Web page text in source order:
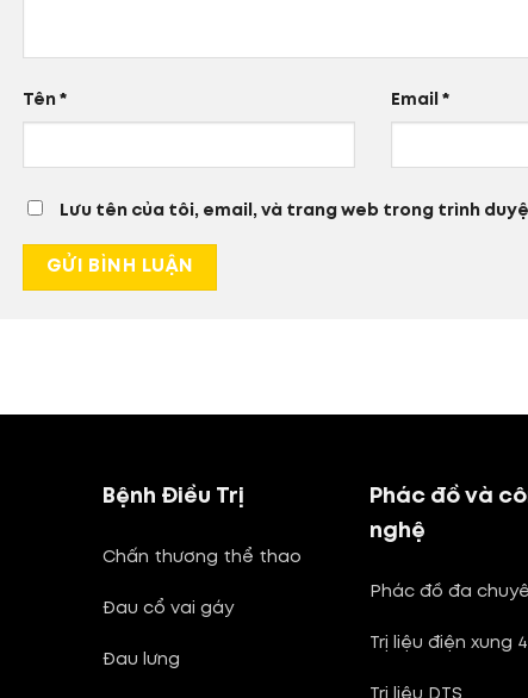
Tên * Email*
Lưu tên của tôi, email, và trang web trong trình
Bệnh Điều Trị
Chấn thương thể thao
Đau cổ vai gáy
Đau lưng
Phác đồ và
nghệ
Phác đồ đa
Trị liệu điện xung